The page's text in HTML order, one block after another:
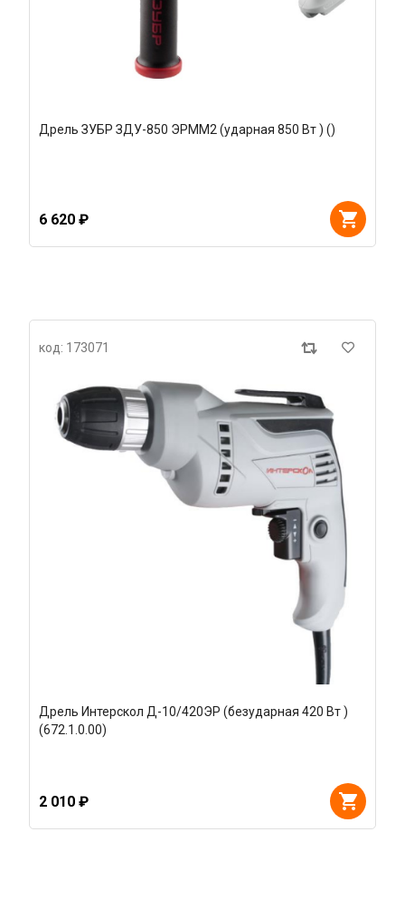
Дрель ЗУБР ЗДУ-850 ЭРММ2 (ударная 850 Вт ) ()
6 620 ₽
код: 173071
Дрель Интерскол Д-10/420ЭР (безударная 420 Вт )
(672.1.0.00)
2 010 ₽